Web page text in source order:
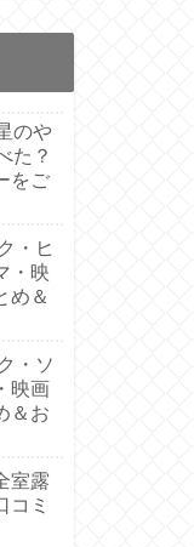
のや
た？
をご
・ヒ
・映
め＆
・ソ
映画
＆お
室露
コミ